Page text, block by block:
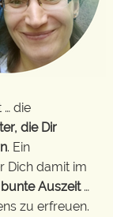
… die
die Dir
. Ein
Dich damit im
Auszeit…
zu erfreuen.